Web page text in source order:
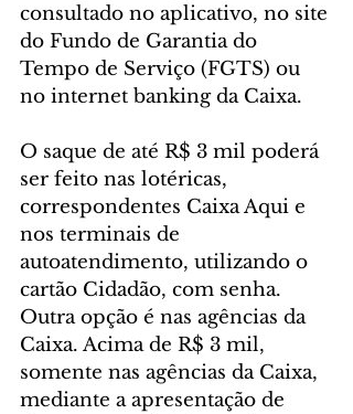
consultado no aplicativo, no site
do Fundo de Garantia do
Tempo de Serviço (FGTS) ou
no internet banking da Caixa.
O saque de até R$ 3 mil poderá
ser feito nas lotéricas,
correspondentes Caixa Aqui e
nos terminais de
autoatendimento, utilizando o
cartão Cidadão, com senha.
Outra opção é nas agências da
Caixa. Acima de R$ 3 mil,
somente nas agências da Caixa,
mediante a apresentação de